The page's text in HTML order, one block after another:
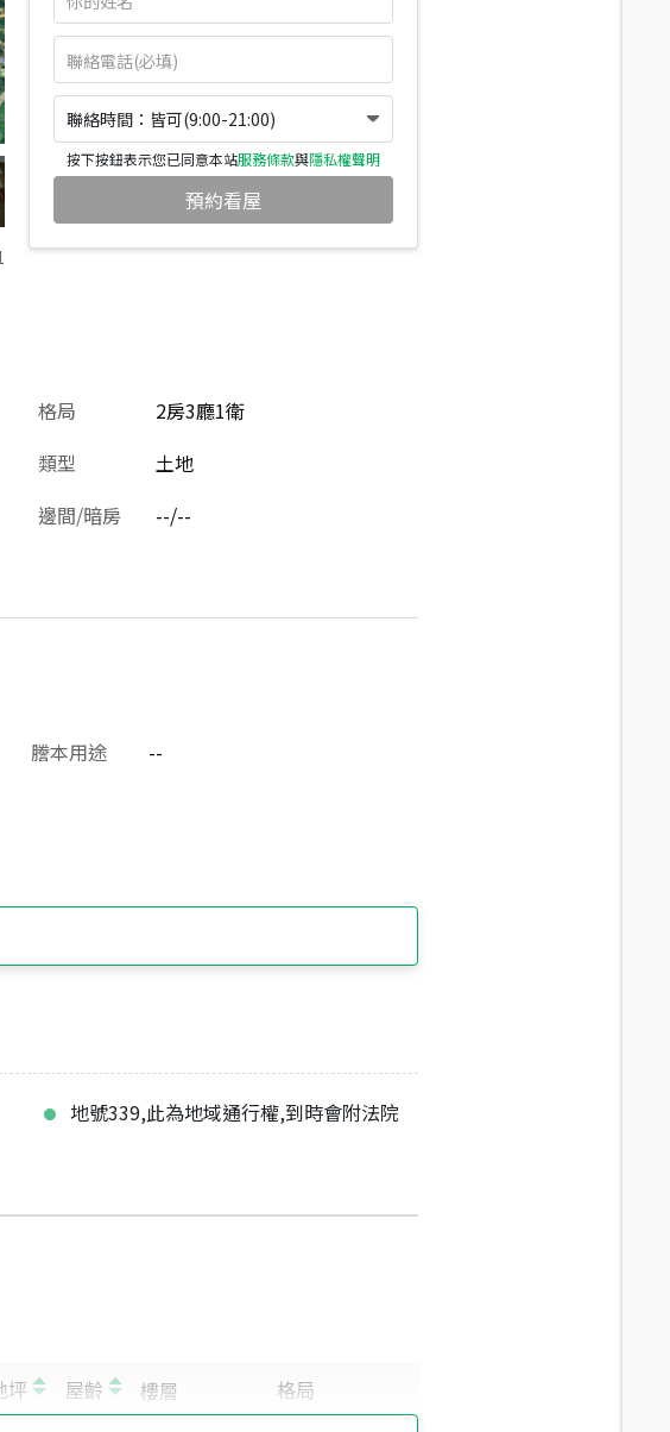
聯絡時間：皆可(9:00-21:00)
按下按鈕表示您已同意本站服務條款與隱私權聲明
預約看屋
格局
2房3廳1衛
類型
土地
邊間/暗房
--/--
謄本用途
--
地號339,此為地域通行權,到時會附法院